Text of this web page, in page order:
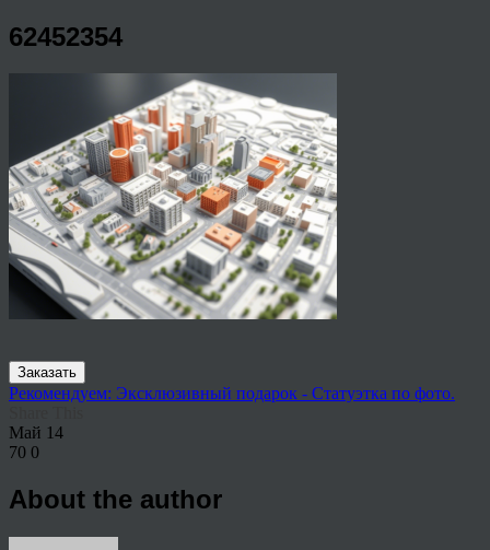
62452354
Заказать
Рекомендуем: Эксклюзивный подарок - Статуэтка по фото.
Май 14
70 0
About the author